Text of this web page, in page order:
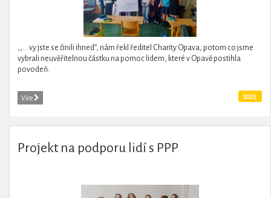
,,... vy jste se činili ihned”, nám řekl ředitel Charity Opava, potom co jsme
vybrali neuvěřitelnou částku na pomoc lidem, které v Opavě postihla
povodeň.
Více 2025
Projekt na podporu lidí s PPP